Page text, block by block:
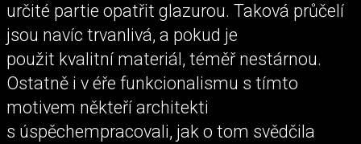
určité partie opatřit glazurou. Taková průčelí
jsou navíc trvanlivá, a pokud je
použit kvalitní materiál, téměř nestárnou.
Ostatně i v éře funkcionalismu s tímto
motivem někteří architekti
s úspěchempracovali, jak o tom svědčila